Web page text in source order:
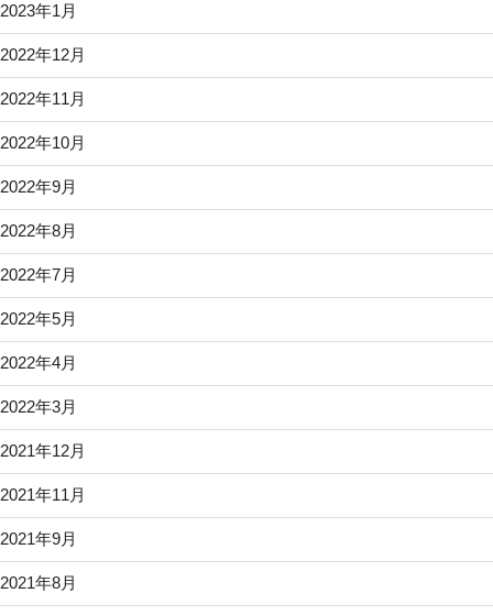
2023年1月
2022年12月
2022年11月
2022年10月
2022年9月
2022年8月
2022年7月
2022年5月
2022年4月
2022年3月
2021年12月
2021年11月
2021年9月
2021年8月